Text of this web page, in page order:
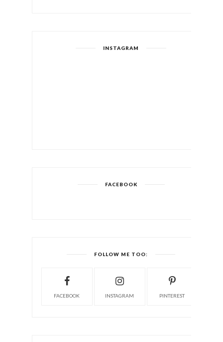
INSTAGRAM
FACEBOOK
FOLLOW ME TOO:
FACEBOOK INSTAGRAM PINTEREST